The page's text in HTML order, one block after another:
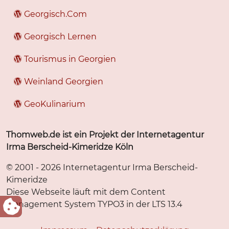
Georgisch.Com
Georgisch Lernen
Tourismus in Georgien
Weinland Georgien
GeoKulinarium
Thomweb.de ist ein Projekt der Internetagentur
Irma Berscheid-Kimeridze Köln
© 2001 - 2026 Internetagentur Irma Berscheid-
Kimeridze
Diese Webseite läuft mit dem Content
Management System TYPO3 in der LTS 13.4